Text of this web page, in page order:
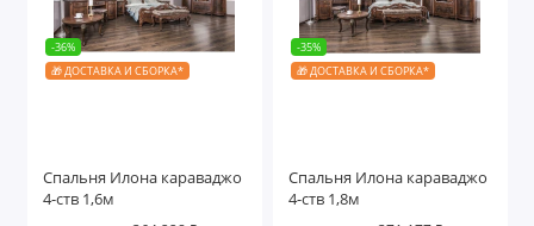
-36%
🎁 ДОСТАВКА И СБОРКА*
Спальня Илона караваджо
4-ств 1,6м
-35%
🎁 ДОСТАВКА И СБОРКА*
Спальня Илона караваджо
4-ств 1,8м